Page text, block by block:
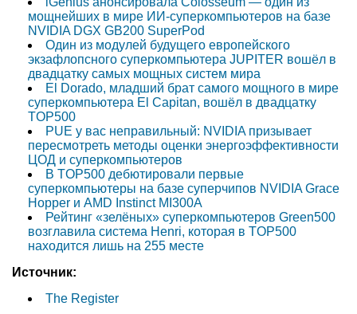
мощнейших в мире ИИ-суперкомпьютеров на базе
NVIDIA DGX GB200 SuperPod
Один из модулей будущего европейского
экзафлопсного суперкомпьютера JUPITER вошёл в
двадцатку самых мощных систем мира
El Dorado, младший брат самого мощного в мире
суперкомпьютера El Capitan, вошёл в двадцатку
TOP500
PUE у вас неправильный: NVIDIA призывает
пересмотреть методы оценки энергоэффективности
ЦОД и суперкомпьютеров
В TOP500 дебютировали первые
суперкомпьютеры на базе суперчипов NVIDIA Grace
Hopper и AMD Instinct MI300A
Рейтинг «зелёных» суперкомпьютеров Green500
возглавила система Henri, которая в TOP500
находится лишь на 255 месте
Источник:
The Register